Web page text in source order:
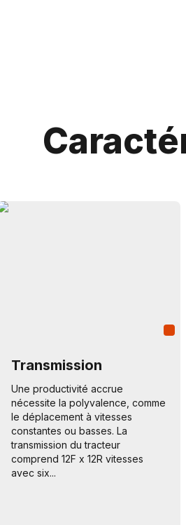
Transmission
Une productivité accrue
nécessite la polyvalence, comme
le déplacement à vitesses
constantes ou basses. La
transmission du tracteur
comprend 12F x 12R vitesses
avec six...